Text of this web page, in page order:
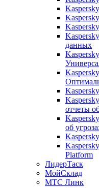
данных
отчеты
об
Platform
ЛидерТаск
МойСклад
МТС Линк